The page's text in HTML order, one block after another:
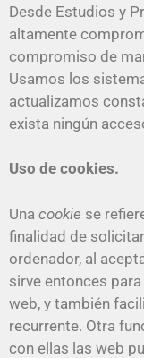
Desde Estudios y
altamente
compromiso de
Usamos los
actualizamos
exista ningún
Uso de cookies.
Una cookie se
finalidad de
ordenador, al
sirve entonces
web, y también
recurrente. Otra
con ellas las web